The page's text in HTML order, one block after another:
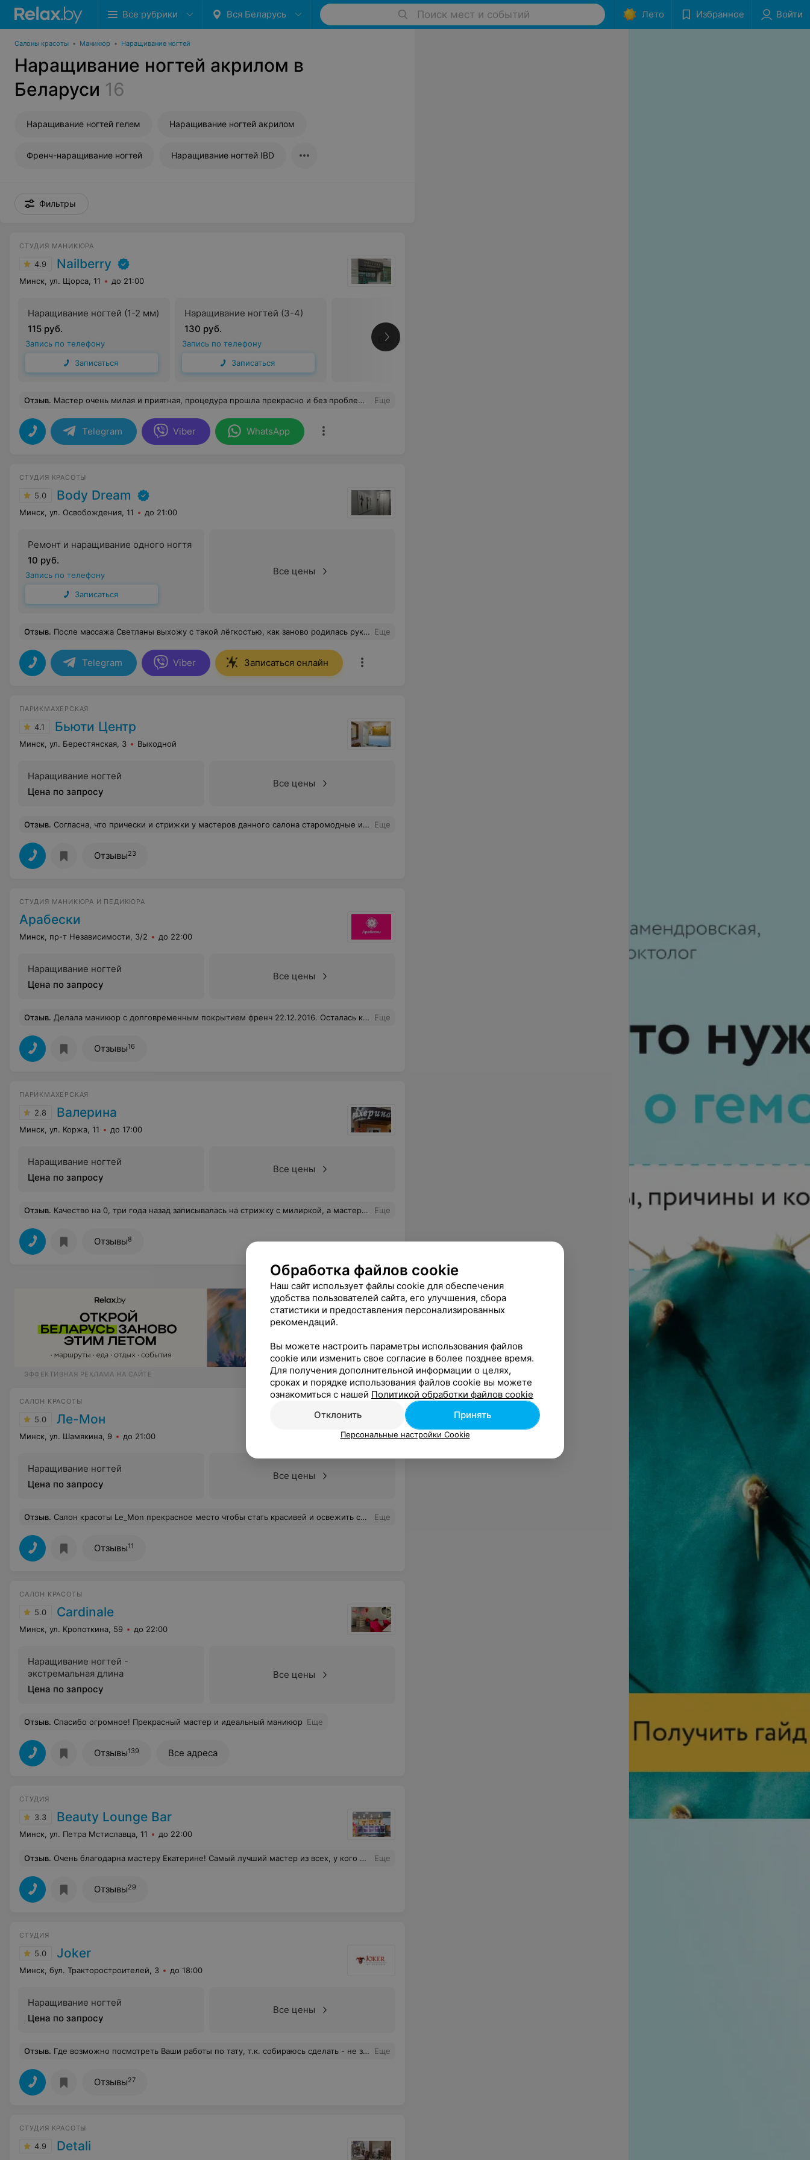
Все рубрики Вся Беларусь Поиск мест и событий Лето Избранное Войти
Салоны красоты • Маникюр • Наращивание ногтей
Наращивание ногтей акрилом в
Беларуси 16
Наращивание ногтей гелем Наращивание ногтей акрилом
Френч-наращивание ногтей Наращивание ногтей IBD
Фильтры
СТУДИЯ МАНИКЮРА
4.9 Nailberry
Минск, ул. Щорса, 11 до 21:00
Наращивание ногтей (1-2 мм)
115 руб.
Запись по телефону
Записаться
Наращивание ногтей (3-4)
130 руб.
Запись по телефону
Записаться
Все цены
Отзыв. Мастер очень милая и приятная, процедура прошла прекрасно и без проблем. Покрытие ровное, без затеков, форма ровная и симметричная. Спасибо за оказанную услугу!) Еще
Telegram Viber WhatsApp
СТУДИЯ КРАСОТЫ
5.0 Body Dream
Минск, ул. Освобождения, 11 до 21:00
Ремонт и наращивание одного ногтя
10 руб.
Запись по телефону
Записаться
Все цены
Отзыв. После массажа Светланы выхожу с такой лёгкостью, как заново родилась руки золотые! Студия очень уютная и атмосферная Еще
Telegram Viber Записаться онлайн
ПАРИКМАХЕРСКАЯ
4.1 Бьюти Центр
Минск, ул. Берестянская, 3 Выходной
Наращивание ногтей
Цена по запросу
Все цены
Отзыв. Согласна, что прически и стрижки у мастеров данного салона старомодные и невыразительные. Постарела лет на 10 после посещения данного салона. При этом дикие цены( Еще
Отзывы23
СТУДИЯ МАНИКЮРА И ПЕДИКЮРА
Арабески
Минск, пр-т Независимости, 3/2 до 22:00
Наращивание ногтей
Цена по запросу
Все цены
Отзыв. Делала маникюр с долговременным покрытием френч 22.12.2016. Осталась крайне недовольна! Гель продержался ровно неделю, сделано некачественно, мастер неприветлива. Еще
Отзывы16
ПАРИКМАХЕРСКАЯ
2.8 Валерина
Минск, ул. Коржа, 11 до 17:00
Наращивание ногтей
Цена по запросу
Все цены
Отзыв. Качество на 0, три года назад записывалась на стрижку с милиркой, а мастер не пришел ,забыл , что у него рабочий день ушла ни с чем, сейчас думаю ну рискну на повтор, так милирку сделали ужасную жёлтая и не аккуратная , хотя мастер сказала , что со стажем, а до этого маму приводила на завивку , пришлось повторно переделывать ,так как завивки не было вообще , но мастер переделала, короче больше туда ни ногой и ни кому не советую Еще
Отзывы8
ЭФФЕКТИВНАЯ РЕКЛАМА НА САЙТЕ
САЛОН КРАСОТЫ
5.0 Ле-Мон
Минск, ул. Шамякина, 9 до 21:00
Наращивание ногтей
Цена по запросу
Все цены
Отзыв. Салон красоты Le_Mon прекрасное место чтобы стать красивей и освежить свой образ. Доброжелательное отношение и профессиональные услуги, уютная атмосфера. Всё просто замечательно !!! Я всем довольна!!! Еще
Отзывы11
САЛОН КРАСОТЫ
5.0 Cardinale
Минск, ул. Кропоткина, 59 до 22:00
Наращивание ногтей -
экстремальная длина
Цена по запросу
Все цены
Отзыв. Спасибо огромное! Прекрасный мастер и идеальный маникюр Еще
Отзывы139 Все адреса
СТУДИЯ
3.3 Beauty Lounge Bar
Минск, ул. Петра Мстиславца, 11 до 22:00
Отзыв. Очень благодарна мастеру Екатерине! Самый лучший мастер из всех, у кого была! Очень ответственно подходит к работе, делает очень аккуратный маникюр и вообще приятная девушка. Если соберётесь идти, то только к Екатерине! Еще
Отзывы29
СТУДИЯ
5.0 Joker
Минск, бул. Тракторостроителей, 3 до 18:00
Наращивание ногтей
Цена по запросу
Все цены
Отзыв. Где возможно посмотреть Ваши работы по тату, т.к. собираюсь сделать - не знаю к кому обратиться Еще
Отзывы27
СТУДИЯ КРАСОТЫ
4.9 Detali
Обработка файлов cookie
Наш сайт использует файлы cookie для обеспечения
удобства пользователей сайта, его улучшения, сбора
статистики и предоставления персонализированных
рекомендаций.
Вы можете настроить параметры использования файлов
cookie или изменить свое согласие в более позднее время.
Для получения дополнительной информации о целях,
сроках и порядке использования файлов cookie вы можете
ознакомиться с нашей Политикой обработки файлов cookie
Отклонить
Принять
Персональные настройки Cookie